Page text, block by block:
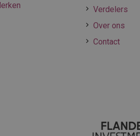
Verdelers
Over ons
Contact